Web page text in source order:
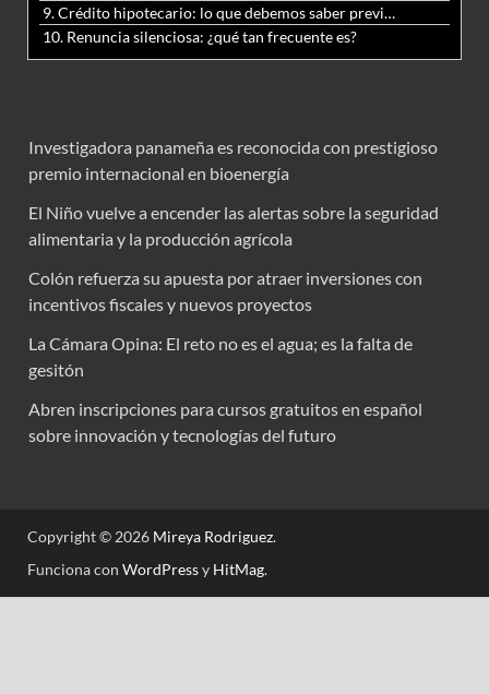
9. Crédito hipotecario: lo que debemos saber previo a adquirir nuestra vivienda
10. Renuncia silenciosa: ¿qué tan frecuente es?
Investigadora panameña es reconocida con prestigioso
premio internacional en bioenergía
El Niño vuelve a encender las alertas sobre la seguridad
alimentaria y la producción agrícola
Colón refuerza su apuesta por atraer inversiones con
incentivos fiscales y nuevos proyectos
La Cámara Opina: El reto no es el agua; es la falta de
gesitón
Abren inscripciones para cursos gratuitos en español
sobre innovación y tecnologías del futuro
Copyright © 2026 Mireya Rodriguez.
Funciona con WordPressy HitMag.